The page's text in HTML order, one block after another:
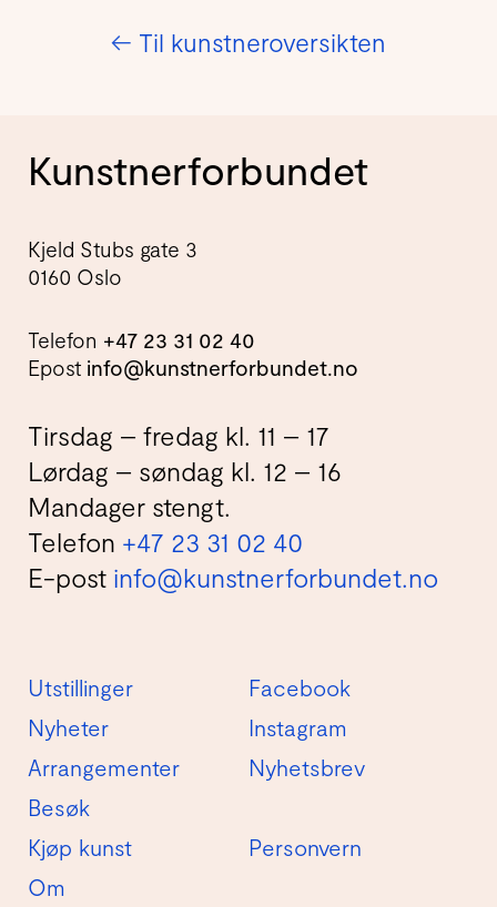
← Til kunstneroversikten
Kunstnerforbundet
Kjeld Stubs gate 3
0160 Oslo
Telefon +47 23 31 02 40
Epost info@kunstnerforbundet.no
Tirsdag – fredag kl. 11 – 17
Lørdag – søndag kl. 12 – 16
Mandager stengt.
Telefon +47 23 31 02 40
E-post info@kunstnerforbundet.no
Utstillinger
Nyheter
Arrangementer
Besøk
Kjøp kunst
Om
Facebook
Instagram
Nyhetsbrev
Personvern